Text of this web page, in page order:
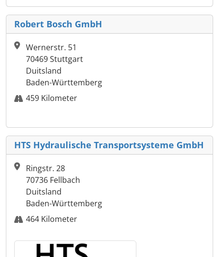
Robert Bosch GmbH
Wernerstr. 51
70469 Stuttgart
Duitsland
Baden-Württemberg
459 Kilometer
HTS Hydraulische Transportsysteme GmbH
Ringstr. 28
70736 Fellbach
Duitsland
Baden-Württemberg
464 Kilometer